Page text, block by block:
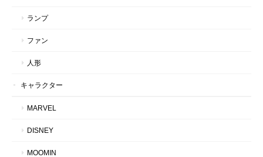
ランプ
ファン
人形
キャラクター
MARVEL
DISNEY
MOOMIN